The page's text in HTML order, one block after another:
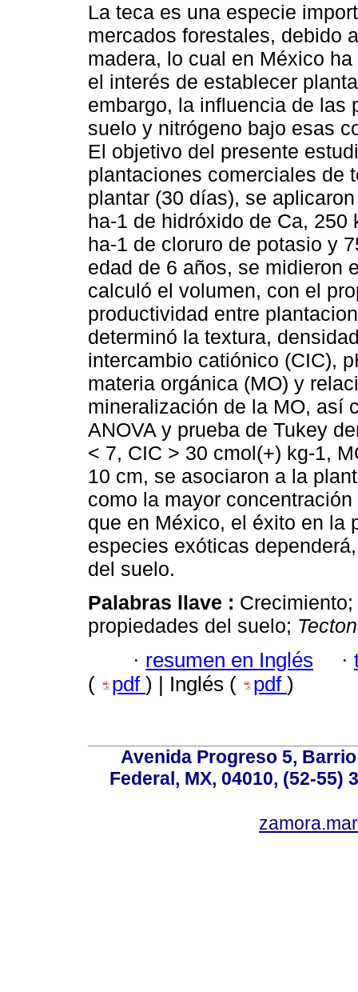
La teca es una especie
mercados forestales, debido
madera, lo cual en México
el interés de establecer
embargo, la influencia de las
suelo y nitrógeno bajo esas
El objetivo del presente
plantaciones comerciales de
plantar (30 días), se
ha-1 de hidróxido de Ca,
ha-1 de cloruro de potasio y
edad de 6 años, se midieron
calculó el volumen, con el
productividad entre
determinó la textura,
intercambio catiónico (CIC),
materia orgánica (MO) y
mineralización de la MO, así
ANOVA y prueba de Tukey
< 7, CIC > 30 cmol(+) kg-1,
10 cm, se asociaron a la
como la mayor
que en México, el éxito en la
especies exóticas
del suelo.
Palabras llave :
propiedades del suelo;
· resumen en Inglés ·
(
pdf ) | Inglés ( pdf )
Avenida Progreso 5,
Federal, MX, 04010, (52-55)